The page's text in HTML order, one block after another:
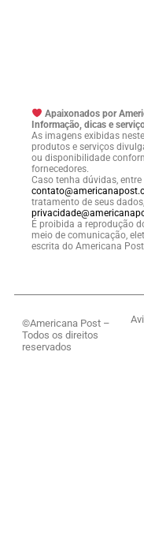
Apaixonados por
Informação, dicas e
As imagens exibidas
produtos e serviços
ou disponibilidade
fornecedores.
Caso tenha dúvidas,
tratamento de seus
É proibida a reprodução
meio de comunicação,
escrita do Americana
©Americana Post –
Todos os direitos
reservados